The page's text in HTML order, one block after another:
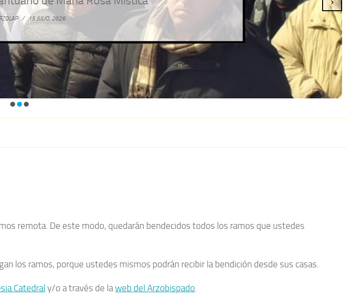
/ 15 JULIO, 2026
remota. De este modo, quedarán bendecidos todos los ramos que ustedes
los ramos, porque ustedes mismos podrán recibir la bendición desde sus casas.
Catedral y/o a través de laweb del Arzobispado.